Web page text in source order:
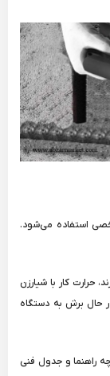
استفاده می‌شود.
حرارت کار با شیارزن
حال برش به دستگاه
راهنما و جدول فنی